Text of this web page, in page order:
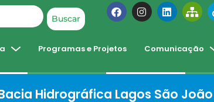
Buscar
Programas e Projetos Comunicação
Hidrográfica Lagos São João